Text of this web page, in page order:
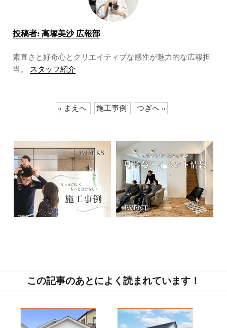
投稿者: 高塚美沙 広報部
素直さと好奇心とクリエイティブな感性が魅力的な広報担
当。
スタッフ紹介
« まえへ 施工事例 つぎへ »
この記事のあとによく読まれています！